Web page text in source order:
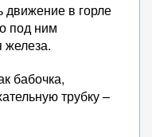
движение в горле
под ним
железа.
бабочка,
трубку –